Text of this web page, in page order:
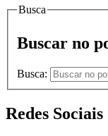
Busca
Buscar no
Busca:
Redes Sociais